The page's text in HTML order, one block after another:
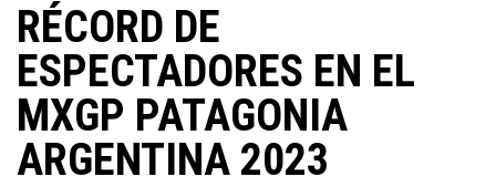
RÉCORD DE
ESPECTADORES EN EL
MXGP PATAGONIA
ARGENTINA 2023